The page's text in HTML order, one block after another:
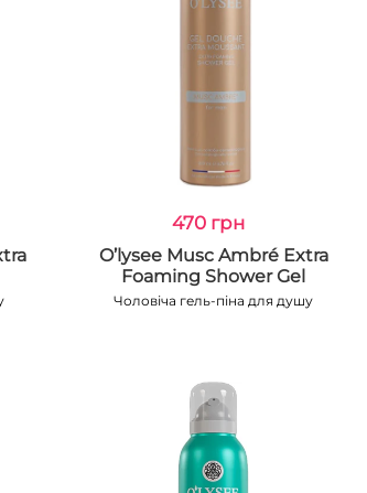
470 грн
O’lysee Musc Ambré Extra
Foaming Shower Gel
Чоловіча гель-піна для душу